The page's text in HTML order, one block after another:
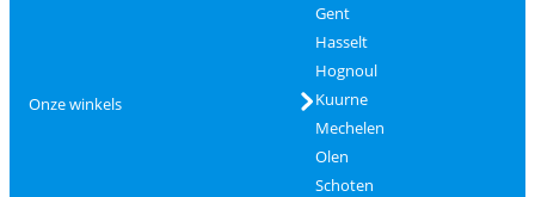
Onze winkels
Gent
Hasselt
Hognoul
Kuurne
Mechelen
Olen
Schoten